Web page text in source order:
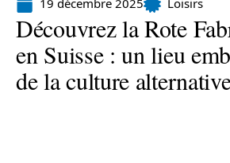
19 décembre 2025 Loisirs
Découvrez la Rote
en Suisse : un lieu
de la culture